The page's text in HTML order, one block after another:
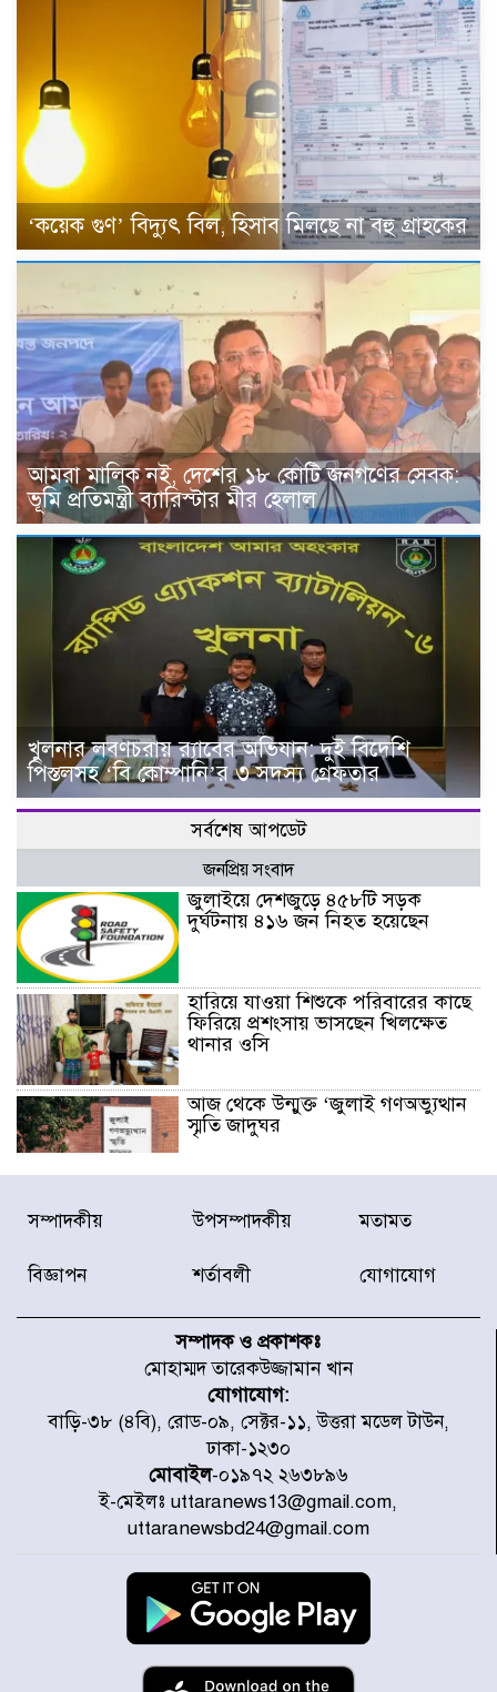
‘কয়েক গুণ’ বিদ্যুৎ বিল, হিসাব মিলছে না বহু গ্রাহকের
আমরা মালিক নই, দেশের ১৮ কোটি জনগণের সেবক:
ভূমি প্রতিমন্ত্রী ব্যারিস্টার মীর হেলাল
খুলনার লবণচরায় র‍্যাবের অভিযান: দুই বিদেশি
পিস্তলসহ ‘বি কোম্পানি’র ৩ সদস্য গ্রেফতার
সর্বশেষ আপডেট
জনপ্রিয় সংবাদ
জুলাইয়ে দেশজুড়ে ৪৫৮টি সড়ক
দুর্ঘটনায় ৪১৬ জন নিহত হয়েছেন
হারিয়ে যাওয়া শিশুকে পরিবারের কাছে
ফিরিয়ে প্রশংসায় ভাসছেন খিলক্ষেত
থানার ওসি
আজ থেকে উন্মুক্ত ‘জুলাই গণঅভ্যুত্থান
স্মৃতি জাদুঘর
রাজধানীর উত্তরা আঞ্চলিক পাসপোর্ট
অফিসের সামনে দালাল চক্রের ১৩ জন
করেছে র‌্যাব-১
চূড়ান্ত পর্যায়ে : ইরান
প্রত্যেক অপরাধীর বিচার এ দেশেই
হবে, সে যত শক্তিশালীই হোক না কেন,
চট্টগ্রামে জুলাই গণঅভ্যুত্থান দিবসে
প্রতিমন্ত্রী মীর হেলাল
আগামী ৫ দিন বৃষ্টির আভাস
হাসিনার বক্তব্য প্রচারে ভারতের সমর্থন
সম্পাদকীয় উপসম্পাদকীয় মতামত
বিজ্ঞাপন শর্তাবলী যোগাযোগ
সম্পাদক ও প্রকাশকঃ
মোহাম্মদ তারেকউজ্জামান খান
যোগাযোগ:
বাড়ি-৩৮ (৪বি), রোড-০৯, সেক্টর-১১, উত্তরা মডেল টাউন,
ঢাকা-১২৩০
মোবাইল-০১৯৭২ ২৬৩৮৯৬
ই-মেইলঃ uttaranews13@gmail.com,
uttaranewsbd24@gmail.com